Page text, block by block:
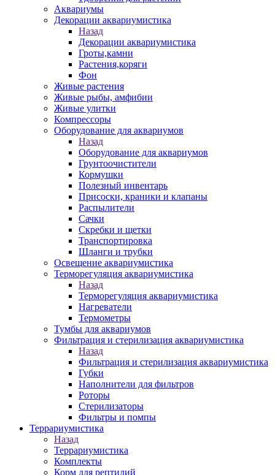
Аквариумы
Декорации аквариумистика
Назад
Декорации аквариумистика
Гроты,камни
Растения,коряги
Фон
Живые растения
Живые рыбы, амфибии
Живые улитки
Компрессоры
Оборудование для аквариумов
Назад
Оборудование для аквариумов
Грунтоочистители
Кормушки
Полезный инвентарь
Присоски, краники и клапаны
Распылители
Сачки
Скребки и щетки
Транспортировка
Шланги и трубки
Освещение аквариумистика
Терморегуляция аквариумистика
Назад
Терморегуляция аквариумистика
Нагреватели
Термометры
Тумбы для аквариумов
Фильтрация и стерилизация аквариумистика
Назад
Фильтрация и стерилизация аквариумистика
Губки
Наполнители для фильтров
Роторы
Стерилизаторы
Фильтры и помпы
Террариумистика
Назад
Террариумистика
Комплекты
Корм для рептилий